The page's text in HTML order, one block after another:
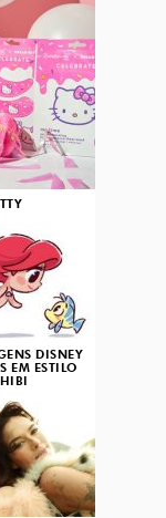
DISNEY
EM ESTILO